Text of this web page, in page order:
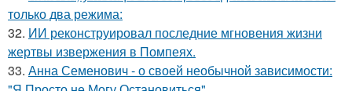
только два режима:
32. ИИ реконструировал последние мгновения жизни
жертвы извержения в Помпеях.
33. Анна Семенович - о своей необычной зависимости: